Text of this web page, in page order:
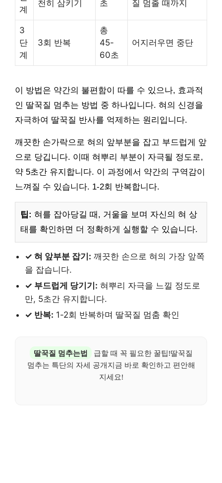
계
천히 삼키기 초 질 멈출 때까지
3
단
계
3회 반복
총
45-
60초
어지러우면 중단
이 방법은 약간의 불편함이 따를 수 있으나, 효과적
인 딸꾹질 멈추는 방법 중 하나입니다. 혀의 신경을
자극하여 딸꾹질 반사를 억제하는 원리입니다.
깨끗한 손가락으로 혀의 앞부분을 잡고 부드럽게 앞
으로 당깁니다. 이때 혀뿌리 부분이 자극될 정도로,
약 5초간 유지합니다. 이 과정에서 약간의 구역감이
느껴질 수 있습니다. 1-2회 반복합니다.
팁: 혀를 잡아당길 때, 거울을 보며 자신의 혀 상
태를 확인하면 더 정확하게 실행할 수 있습니다.
✓ 혀 앞부분 잡기: 깨끗한 손으로 혀의 가장 앞쪽
을 잡습니다.
✓ 부드럽게 당기기: 혀뿌리 자극을 느낄 정도로
만, 5초간 유지합니다.
✓ 반복: 1-2회 반복하며 딸꾹질 멈춤 확인
딸꾹질 멈추는법
급할 때 꼭 필요한 꿀팁!딸꾹질
멈추는 특단의 자세 공개지금 바로 확인하고 편안해
지세요!